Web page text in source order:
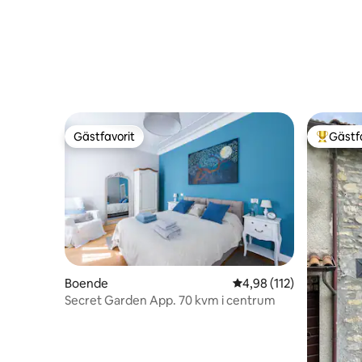
Gästfavorit
Gästfavorit
Boende 4,98 av 5 i
4,98 (112)
Secret Garden App. 70 kvm i centrum